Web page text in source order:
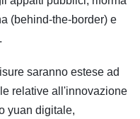
(behind-the-border) e
saranno estese ad
relative all'innovazione
yuan digitale,